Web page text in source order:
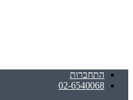
התחברות
02-6540068